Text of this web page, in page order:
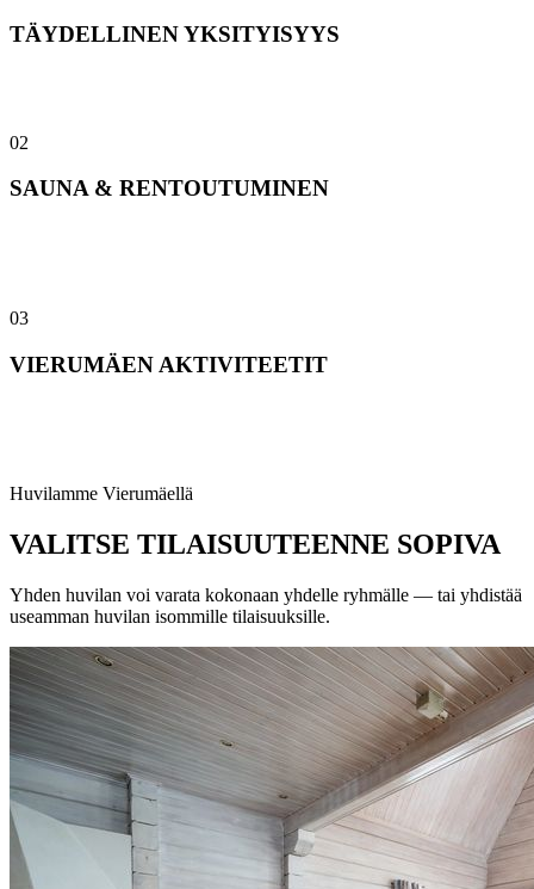
TÄYDELLINEN YKSITYISYYS
02
SAUNA & RENTOUTUMINEN
03
VIERUMÄEN AKTIVITEETIT
Huvilamme Vierumäellä
VALITSE TILAISUUTEENNE SOPIVA
Yhden huvilan voi varata kokonaan yhdelle ryhmälle — tai yhdistää
useamman huvilan isommille tilaisuuksille.